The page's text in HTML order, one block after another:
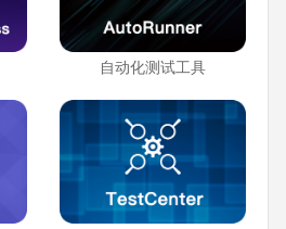
自动化测试工具